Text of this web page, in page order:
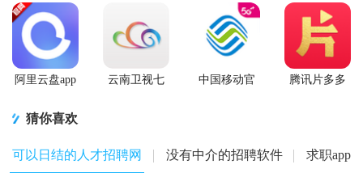
阿里云盘app
云南卫视七
中国移动官
腾讯片多多
猜你喜欢
可以日结的人才招聘网 没有中介的招聘软件 求职app